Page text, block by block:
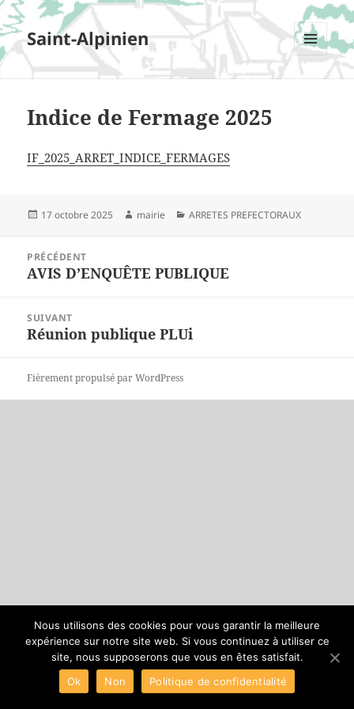
Saint-Alpinien
MENU
Indice de Fermage 2025
IF_2025_ARRET_INDICE_FERMAGES
Publié
17 octobre 2025 Auteur
mairie Catégories
ARRETES PREFECTORAUX
PRÉCÉDENT
Article
AVIS D’ENQUÊTE PUBLIQUE
SUIVANT
Article
Réunion publique PLUi
Fièrement propulsé par WordPress
Nous utilisons des cookies pour vous garantir la meilleure
expérience sur notre site web. Si vous continuez à utiliser ce
site, nous supposerons que vous en êtes satisfait.
Ok
Non Politique de confidentialité